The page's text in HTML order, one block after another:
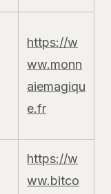
https://w
ww.monn
aiemagiqu
e.fr
https://w
ww.bitco